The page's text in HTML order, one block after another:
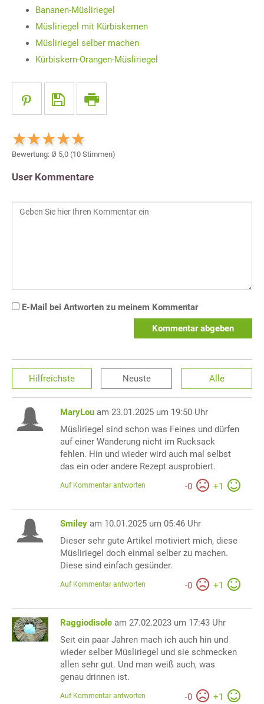
Bananen-Müsliriegel
Müsliriegel mit Kürbiskernen
Müsliriegel selber machen
Kürbiskern-Orangen-Müsliriegel
Bewertung: Ø 5,0 (10 Stimmen)
User Kommentare
E-Mail bei Antworten zu meinem Kommentar
Kommentar abgeben
Hilfreichste Neuste Alle
MaryLou am 23.01.2025 um 19:50 Uhr
Müsliriegel sind schon was Feines und dürfen
auf einer Wanderung nicht im Rucksack
fehlen. Hin und wieder wird auch mal selbst
das ein oder andere Rezept ausprobiert.
-0 +1
Auf Kommentar antworten
Smiley am 10.01.2025 um 05:46 Uhr
Dieser sehr gute Artikel motiviert mich, diese
Müsliriegel doch einmal selber zu machen.
Diese sind einfach gesünder.
-0 +1
Auf Kommentar antworten
Raggiodisole am 27.02.2023 um 17:43 Uhr
Seit ein paar Jahren mach ich auch hin und
wieder selber Müsliriegel und sie schmecken
allen sehr gut. Und man weiß auch, was
genau drinnen ist.
-0 +1
Auf Kommentar antworten